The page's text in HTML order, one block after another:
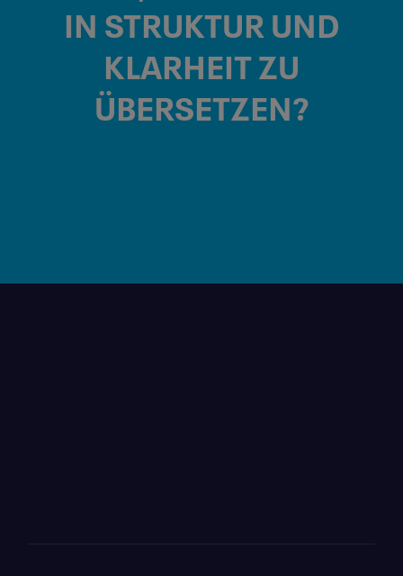
IN STRUKTUR UND
KLARHEITZU
ÜBERSETZEN?